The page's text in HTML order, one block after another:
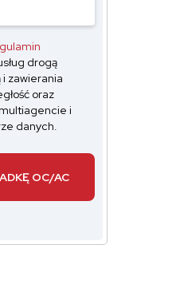
drogą
zawierania
oraz
i
danych.
OC/AC